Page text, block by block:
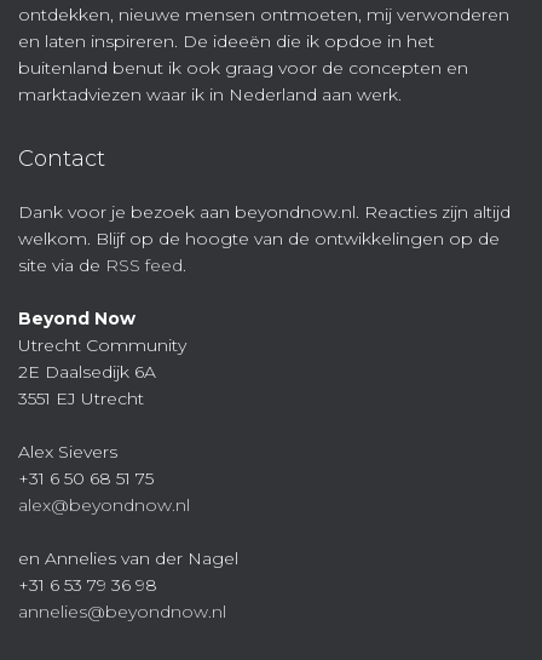
ontdekken, nieuwe mensen ontmoeten, mij verwonderen
en laten inspireren. De ideeën die ik opdoe in het
buitenland benut ik ook graag voor de concepten en
marktadviezen waar ik in Nederland aan werk.
Contact
Dank voor je bezoek aan beyondnow.nl. Reacties zijn altijd
welkom. Blijf op de hoogte van de ontwikkelingen op de
site via de RSS feed.
Beyond Now
Utrecht Community
2E Daalsedijk 6A
3551 EJ Utrecht
Alex Sievers
+31 6 50 68 51 75
alex@beyondnow.nl
en Annelies van der Nagel
+31 6 53 79 36 98
annelies@beyondnow.nl